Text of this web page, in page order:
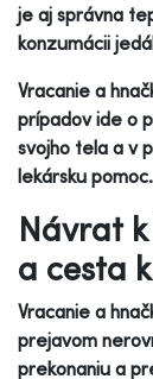
je aj správna
konzumácii
Vracanie a
prípadov ide o
svojho tela a v
lekársku pomoc.
Návrat
a cesta
Vracanie a
prejavom
prekonaniu a